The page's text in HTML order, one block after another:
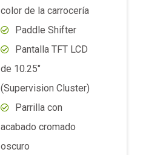
(Supervision Cluster)
Parrilla con
acabado cromado
oscuro
Radio touch 8″ con
Apple Carplay &
Android Auto ®
Sensor de luces